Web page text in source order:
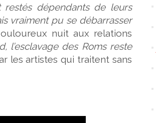
dépendants de leurs
vraiment pu se débarrasser
nuit aux relations
l’esclavage des Roms reste
les artistes qui traitent sans